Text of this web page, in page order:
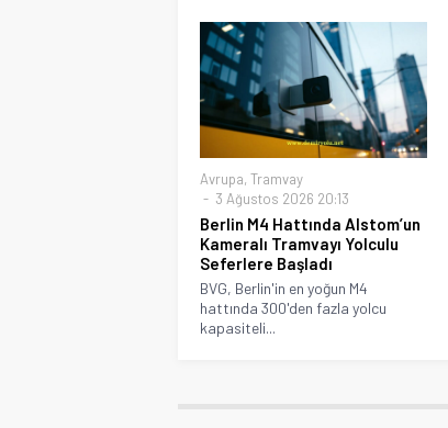
Avrupa, Tramvay
3 Ağustos 2026 20:13
Berlin M4 Hattında Alstom’un
Kameralı Tramvayı Yolculu
Seferlere Başladı
BVG, Berlin'in en yoğun M4
hattında 300'den fazla yolcu
kapasiteli...